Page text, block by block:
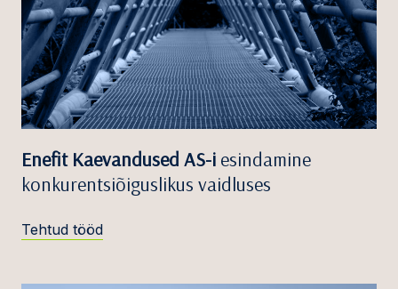
Enefit Kaevandused AS-i esindamine
konkurentsiõiguslikus vaidluses
Tehtud tööd